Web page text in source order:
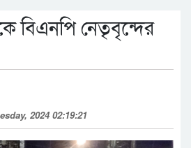
বিএনপি নেতৃবৃন্দের
2024 02:19:21